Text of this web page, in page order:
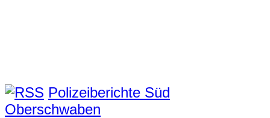
Polizeiberichte Süd
Oberschwaben